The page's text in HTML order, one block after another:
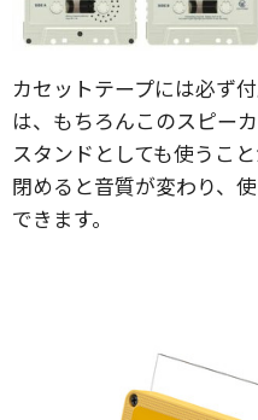
カセットテープには必ず
は、もちろんこのスピー
スタンドとしても使うこ
閉めると音質が変わり、
できます。